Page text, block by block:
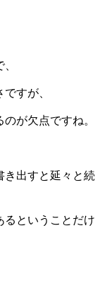
すが、
が欠点ですね。
き出すと延々と続
るということだけ